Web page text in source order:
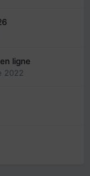
ligne
2022